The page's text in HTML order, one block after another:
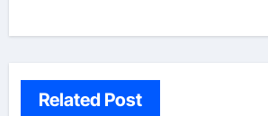
Related Post